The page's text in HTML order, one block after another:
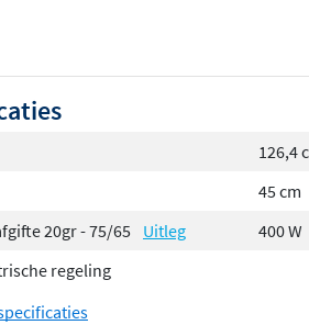
126,4
45 cm
20gr - 75/65
Uitleg
400 W
regeling